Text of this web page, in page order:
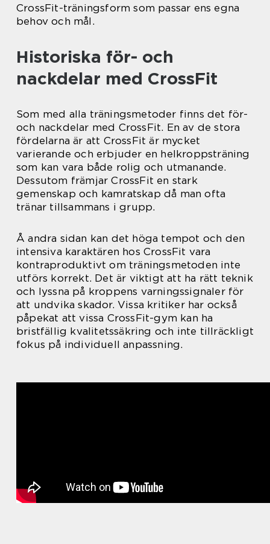
CrossFit-träningsform som passar ens egna
behov och mål.
Historiska för- och
nackdelar med CrossFit
Som med alla träningsmetoder finns det för-
och nackdelar med CrossFit. En av de stora
fördelarna är att CrossFit är mycket
varierande och erbjuder en helkroppsträning
som kan vara både rolig och utmanande.
Dessutom främjar CrossFit en stark
gemenskap och kamratskap då man ofta
tränar tillsammans i grupp.
Å andra sidan kan det höga tempot och den
intensiva karaktären hos CrossFit vara
kontraproduktivt om träningsmetoden inte
utförs korrekt. Det är viktigt att ha rätt teknik
och lyssna på kroppens varningssignaler för
att undvika skador. Vissa kritiker har också
påpekat att vissa CrossFit-gym kan ha
bristfällig kvalitetssäkring och inte tillräckligt
fokus på individuell anpassning.